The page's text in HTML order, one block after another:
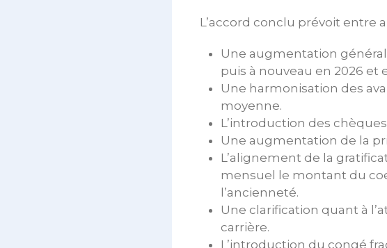
L’accord conclu prévoit entre
Une augmentation
puis à nouveau en 2026 et
Une harmonisation des
moyenne.
L’introduction des
Une augmentation de la
L’alignement de la
mensuel le montant du
l’ancienneté.
Une clarification quant à
carrière.
L’introduction du congé